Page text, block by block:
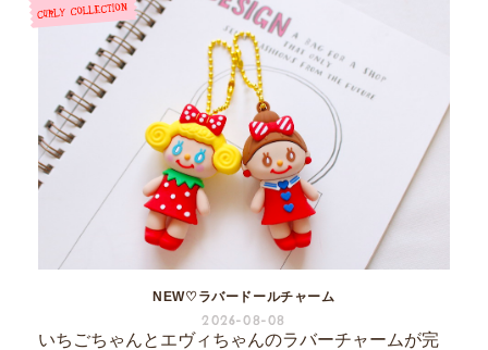
NEW♡ラバードールチャーム
2026-08-08
いちごちゃんとエヴィちゃんのラバーチャームが完